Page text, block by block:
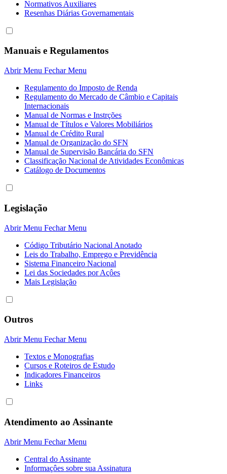
Normativos Auxiliares
Resenhas Diárias Governamentais
Manuais e Regulamentos
Abrir Menu Fechar Menu
Regulamento do Imposto de Renda
Regulamento do Mercado de Câmbio e Capitais
Internacionais
Manual de Normas e Instrções
Manual de Títulos e Valores Mobiliários
Manual de Crédito Rural
Manual de Organização do SFN
Manual de Supervisão Bancária do SFN
Classificação Nacional de Atividades Econômicas
Catálogo de Documentos
Legislação
Abrir Menu Fechar Menu
Código Tributário Nacional Anotado
Leis do Trabalho, Emprego e Previdência
Sistema Financeiro Nacional
Lei das Sociedades por Açôes
Mais Legislação
Outros
Abrir Menu Fechar Menu
Textos e Monografias
Cursos e Roteiros de Estudo
Indicadores Financeiros
Links
Atendimento ao Assinante
Abrir Menu Fechar Menu
Central do Assinante
Informaçôes sobre sua Assinatura